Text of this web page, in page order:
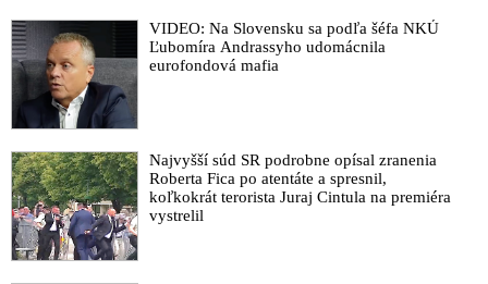
VIDEO: Na Slovensku sa podľa šéfa NKÚ
Ľubomíra Andrassyho udomácnila
eurofondová mafia
Najvyšší súd SR podrobne opísal zranenia
Roberta Fica po atentáte a spresnil,
koľkokrát terorista Juraj Cintula na premiéra
vystrelil